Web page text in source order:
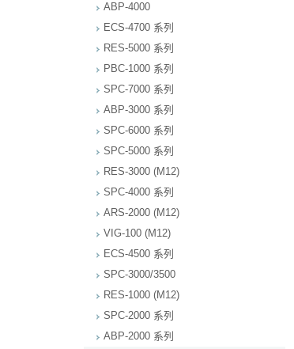
ABP-4000
ECS-4700 系列
RES-5000 系列
PBC-1000 系列
SPC-7000 系列
ABP-3000 系列
SPC-6000 系列
SPC-5000 系列
RES-3000 (M12)
SPC-4000 系列
ARS-2000 (M12)
VIG-100 (M12)
ECS-4500 系列
SPC-3000/3500
RES-1000 (M12)
SPC-2000 系列
ABP-2000 系列